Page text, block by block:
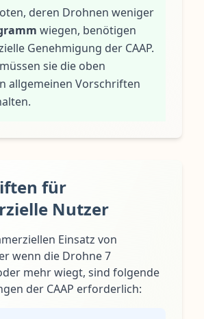
deren Drohnen weniger
wiegen, benötigen
Genehmigung der CAAP.
sie die oben
allgemeinen Vorschriften
für
Nutzer
Einsatz von
wenn die Drohne 7
mehr wiegt, sind folgende
der CAAP erforderlich: